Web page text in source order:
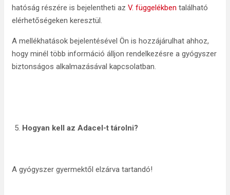
hatóság részére is bejelentheti az V. függelékben található
elérhetőségeken keresztül.
A mellékhatások bejelentésével Ön is hozzájárulhat ahhoz,
hogy minél több információ álljon rendelkezésre a gyógyszer
biztonságos alkalmazásával kapcsolatban.
Hogyan kell az Adacel-t tárolni?
A gyógyszer gyermektől elzárva tartandó!